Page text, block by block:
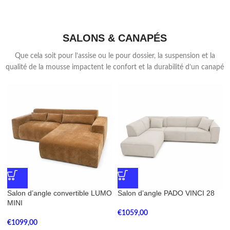
SALONS & CANAPÉS
Que cela soit pour l’assise ou le pour dossier, la suspension et la
qualité de la mousse impactent le confort et la durabilité d’un canapé
Salon d’angle convertible LUMO
MINI
€1099,00
Salon d’angle PADO VINCI 28
€1059,00